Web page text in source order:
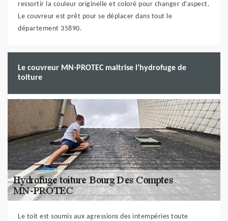
ressortir la couleur originelle et coloré pour changer d’aspect.
Le couvreur est prêt pour se déplacer dans tout le
département 35890.
Le couvreur MN-PROTEC maitrise l’hydrofuge de
toiture
Le toit est soumis aux agressions des intempéries toute